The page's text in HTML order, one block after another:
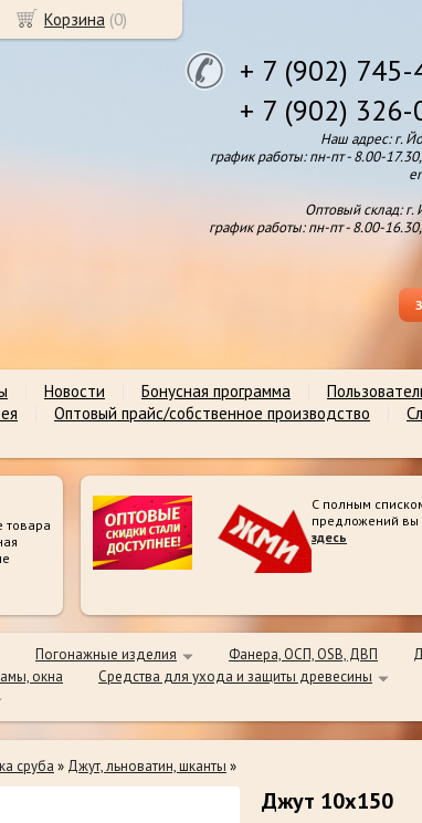
+ 7 (902)
+ 7 (902)
Наш адрес: г.
график работы: пн-пт - 8.00-
Оптовый склад:
график работы: пн-пт - 8.00-
Новости Бонусная программа
Оптовый прайс/собственное производство
товара
С полным
предложений вы
здесь
Погонажные изделия Фанера, ОСП, OSB, ДВП
окна
Средства для ухода и защиты древесины
сруба » Джут, льноватин, шканты »
Джут 10х150
Корзина (0)